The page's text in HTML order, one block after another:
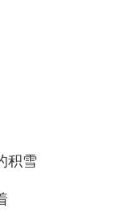
积雪